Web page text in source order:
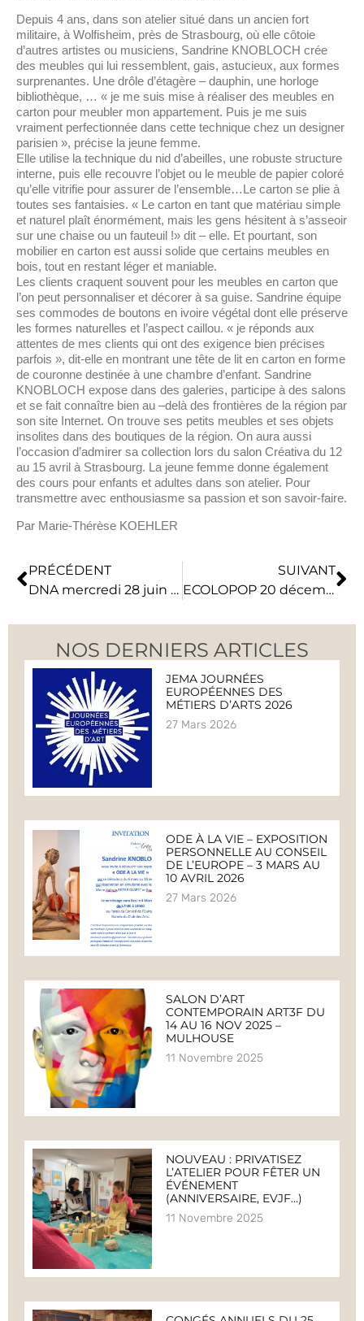
Depuis 4 ans, dans son atelier situé dans un ancien fort
militaire, à Wolfisheim, près de Strasbourg, où elle côtoie
d’autres artistes ou musiciens, Sandrine KNOBLOCH crée
des meubles qui lui ressemblent, gais, astucieux, aux formes
surprenantes. Une drôle d’étagère – dauphin, une horloge
bibliothèque, … « je me suis mise à réaliser des meubles en
carton pour meubler mon appartement. Puis je me suis
vraiment perfectionnée dans cette technique chez un designer
parisien », précise la jeune femme.
Elle utilise la technique du nid d’abeilles, une robuste structure
interne, puis elle recouvre l’objet ou le meuble de papier coloré
qu’elle vitrifie pour assurer de l’ensemble…Le carton se plie à
toutes ses fantaisies. « Le carton en tant que matériau simple
et naturel plaît énormément, mais les gens hésitent à s’asseoir
sur une chaise ou un fauteuil !» dit – elle. Et pourtant, son
mobilier en carton est aussi solide que certains meubles en
bois, tout en restant léger et maniable.
Les clients craquent souvent pour les meubles en carton que
l’on peut personnaliser et décorer à sa guise. Sandrine équipe
ses commodes de boutons en ivoire végétal dont elle préserve
les formes naturelles et l’aspect caillou. « je réponds aux
attentes de mes clients qui ont des exigence bien précises
parfois », dit-elle en montrant une tête de lit en carton en forme
de couronne destinée à une chambre d’enfant. Sandrine
KNOBLOCH expose dans des galeries, participe à des salons
et se fait connaître bien au –delà des frontières de la région par
son site Internet. On trouve ses petits meubles et ses objets
insolites dans des boutiques de la région. On aura aussi
l’occasion d’admirer sa collection lors du salon Créativa du 12
au 15 avril à Strasbourg. La jeune femme donne également
des cours pour enfants et adultes dans son atelier. Pour
transmettre avec enthousiasme sa passion et son savoir-faire.
Par Marie-Thérèse KOEHLER
PRÉCÉDENT
DNA mercredi 28 juin 06 – CHEMIN DE PAPIER CHEMIN D’ALLIANCE
SUIVANT
ECOLOPOP 20 décembre 2006 ARTS ET CARTONS : SAUVEZ DES SAPINS
NOS DERNIERS ARTICLES
JEMA JOURNÉES
EUROPÉENNES DES
MÉTIERS D’ARTS 2026
27 Mars 2026
ODE À LA VIE – EXPOSITION
PERSONNELLE AU CONSEIL
DE L’EUROPE – 3 MARS AU
10 AVRIL 2026
27 Mars 2026
SALON D’ART
CONTEMPORAIN ART3F DU
14 AU 16 NOV 2025 –
MULHOUSE
11 Novembre 2025
NOUVEAU : PRIVATISEZ
L’ATELIER POUR FÊTER UN
ÉVÉNEMENT
(ANNIVERSAIRE, EVJF…)
11 Novembre 2025